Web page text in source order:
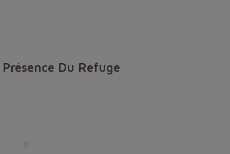
Du Refuge